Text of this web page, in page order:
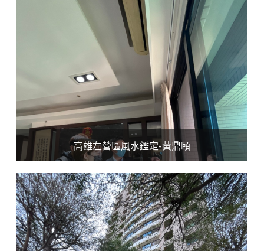
高雄左營區風水鑑定-黃鼎頤